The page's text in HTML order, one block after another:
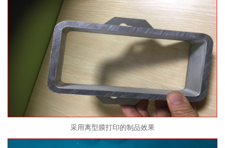
采用离型膜打印的制品效果